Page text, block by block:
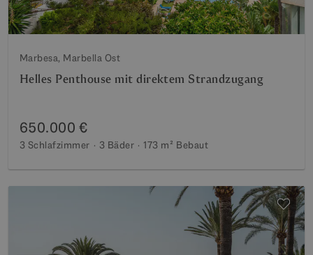
Marbesa, Marbella Ost
Helles Penthouse mit direktem Strandzugang
650.000 €
3 Schlafzimmer 3 Bäder 173 m² Bebaut